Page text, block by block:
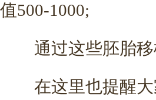
值500-1000;
通过这些胚胎移
在这里也提醒大